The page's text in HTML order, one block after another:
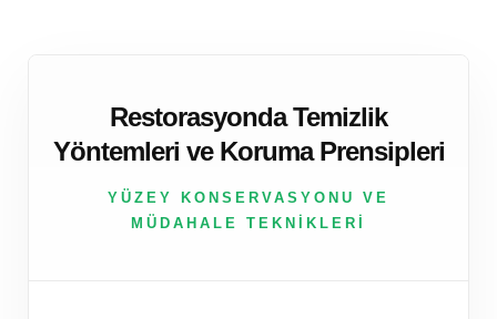
Restorasyonda Temizlik
Yöntemleri ve Koruma Prensipleri
YÜZEY KONSERVASYONU VE
MÜDAHALE TEKNIKLERI